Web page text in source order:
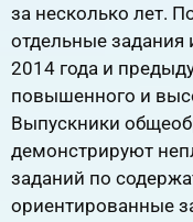
за несколько лет.
отдельные задания
2014 года и
повышенного и
Выпускники
демонстрируют
заданий по
ориентированные